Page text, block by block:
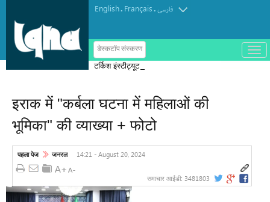
English. Français.فارسی
डेस्कटॉप संस्करण
ب
ا
टर्किश इंस्टीट्यूट ऑफ इस्लामिक थॉट का
इराक में "कर्बला घटना में महिलाओं की
भूमिका" की व्याख्या + फोटो
पहला पेज जनरल 14:21 - August 20, 2024
समाचार आईडी: 3481803